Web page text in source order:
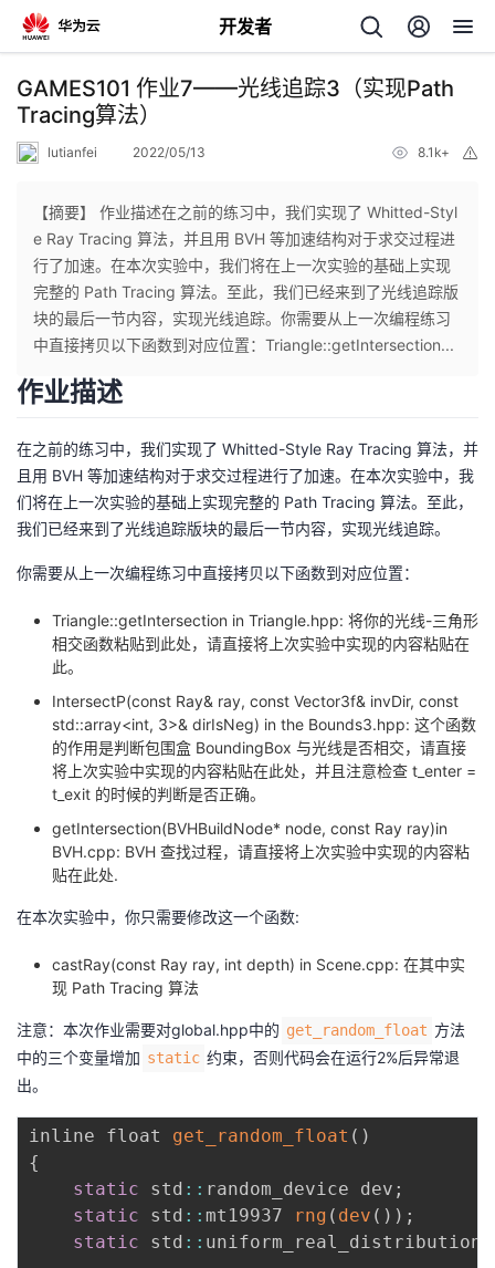
开发者
返
回
个
人
主
我
发
者
的
博
客
我
的
论
坛
我
的
圈
子
我
的
直
播
我
的
活
动
我
的
关
开
发
者
堂
我
的
课
程
我
的
认
证
我
的
实
我
的
藏
的
Programs
我
的
支
我
的
技
术
支
持
我
的
云
声
建
GAMES101 作业7——光线追踪3（实现Path
Tracing算法）
lutianfei 2022/05/13 8.1k+
【摘要】 作业描述在之前的练习中，我们实现了 Whitted-Styl
e Ray Tracing 算法，并且用 BVH 等加速结构对于求交过程进
行了加速。在本次实验中，我们将在上一次实验的基础上实现
完整的 Path Tracing 算法。至此，我们已经来到了光线追踪版
块的最后一节内容，实现光线追踪。你需要从上一次编程练习
中直接拷贝以下函数到对应位置：Triangle::getIntersection...
作业描述
在之前的练习中，我们实现了 Whitted-Style Ray Tracing 算法，并
且用 BVH 等加速结构对于求交过程进行了加速。在本次实验中，我
们将在上一次实验的基础上实现完整的 Path Tracing 算法。至此，
我们已经来到了光线追踪版块的最后一节内容，实现光线追踪。
你需要从上一次编程练习中直接拷贝以下函数到对应位置：
Triangle::getIntersection in Triangle.hpp: 将你的光线-三角形
相交函数粘贴到此处，请直接将上次实验中实现的内容粘贴在
此。
IntersectP(const Ray& ray, const Vector3f& invDir, const
std::array<int, 3>& dirIsNeg) in the Bounds3.hpp: 这个函数
的作用是判断包围盒 BoundingBox 与光线是否相交，请直接
将上次实验中实现的内容粘贴在此处，并且注意检查 t_enter =
t_exit 的时候的判断是否正确。
getIntersection(BVHBuildNode* node, const Ray ray)in
BVH.cpp: BVH 查找过程，请直接将上次实验中实现的内容粘
贴在此处.
在本次实验中，你只需要修改这一个函数:
castRay(const Ray ray, int depth) in Scene.cpp: 在其中实
现 Path Tracing 算法
注意：本次作业需要对global.hpp中的 get_random_float 方法
中的三个变量增加 static 约束，否则代码会在运行2%后异常退
出。
inline float get_random_float ( )
{
static std : : random_device dev ;
static std : : mt19937 rng ( dev ( ) ) ;
static std : : uniform_real_distribution